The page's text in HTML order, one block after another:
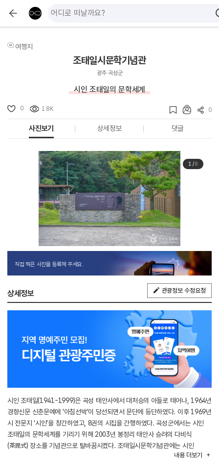
여행지
조태일시문학기념관
광주 곡성군
시인 조태일의 문학세계
0 1.8K 0
사진보기 상세정보 댓글
1/8
직접 찍은 사진을 등록해 주세요.
상세정보 관광정보 수정요청
시인 조태일(1941-1999)은 곡성 태안사에서 대처승의 아들로 태어나, 1964년
경향신문 신춘문예에 ‘아침선박’이 당선되면서 문단에 등단하였다. 이후 1969년
시 전문지 ‘시인’을 창간하였고, 8권의 시집을 간행하였다. 곡성군에서는 시인
조태일의 문학세계를 기리기 위해 2003년 봉정리 태안사 승려의 다비식
(茶毘式) 장소를 기념관으로 탈바꿈시켰다. 조태일시문학기념관에는 시인
조태일의 문학작품과 유품 등 2,000여 점이 전시되어 있으며, 시집전시관에는
내용 더보기